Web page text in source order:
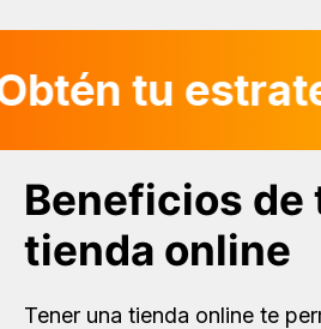
tu
Beneficios de
tienda online
Tener una tienda online te